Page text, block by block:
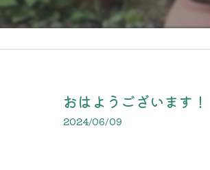
おはようございます！
2024/06/09